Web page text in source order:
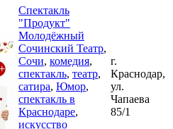
Спектакль
"Продукт"
Молодёжный
Сочинский Театр,
Сочи, комедия,
спектакль, театр,
сатира, Юмор,
спектакль в
Краснодаре,
искусство
г.
Краснодар,
ул.
Чапаева
85/1